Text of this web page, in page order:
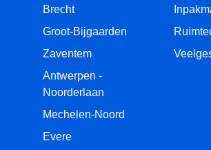
Brecht
Groot-Bijgaarden
Zaventem
Antwerpen -
Noorderlaan
Mechelen-Noord
Evere